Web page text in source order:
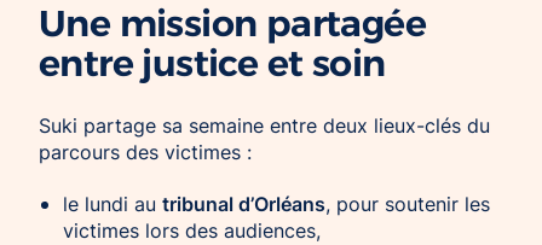
Une mission partagée
entre justice et soin
Suki partage sa semaine entre deux lieux-clés du
parcours des victimes :
le lundi au tribunal d’Orléans, pour soutenir les
victimes lors des audiences,